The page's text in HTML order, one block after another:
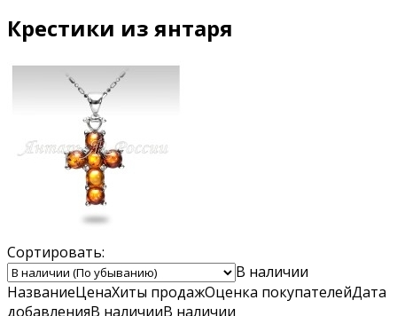
Крестики из янтаря
Сортировать:
В наличии
НазваниеЦенаХиты продажОценка покупателейДата
добавленияВ наличииВ наличии